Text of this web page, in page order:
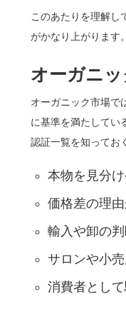
このあたりを理解し
がかなり上がります。
オーガニ
オーガニック市場で
に基準を満たしてい
認証一覧を知ってお
本物を見分
価格差の理
輸入や卸の
サロンや小
消費者とし